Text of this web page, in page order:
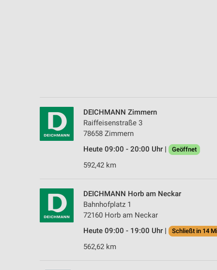
DEICHMANN Zimmern
Raiffeisenstraße 3
78658 Zimmern
Heute 09:00 - 20:00 Uhr |
Geöffnet
592,42 km
DEICHMANN Horb am Neckar
Bahnhofplatz 1
72160 Horb am Neckar
Heute 09:00 - 19:00 Uhr |
Schließt in 14
562,62 km
Verwendung genauer Standortdaten
Geräte anhand von aktiv angeforderten Informationen
Nicht-IAB-Verarbeitungszwecke:
Funktional